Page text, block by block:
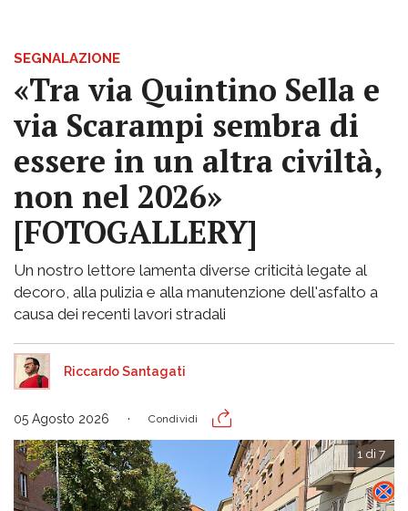
SEGNALAZIONE
«Tra via Quintino Sella e
via Scarampi sembra di
essere in un altra civiltà,
non nel 2026»
[FOTOGALLERY]
Un nostro lettore lamenta diverse criticità legate al
decoro, alla pulizia e alla manutenzione dell'asfalto a
causa dei recenti lavori stradali
Riccardo Santagati
05 Agosto 2026 Condividi
1 di 7